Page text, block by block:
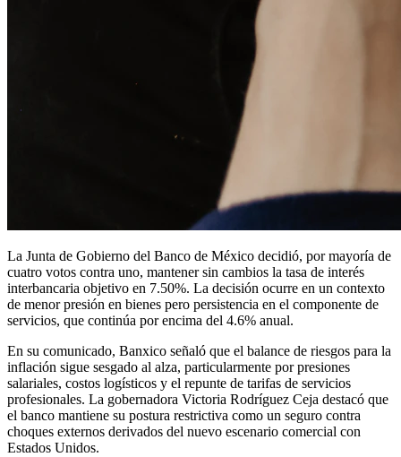
La Junta de Gobierno del Banco de México decidió, por mayoría de
cuatro votos contra uno, mantener sin cambios la tasa de interés
interbancaria objetivo en 7.50%. La decisión ocurre en un contexto
de menor presión en bienes pero persistencia en el componente de
servicios, que continúa por encima del 4.6% anual.
En su comunicado, Banxico señaló que el balance de riesgos para la
inflación sigue sesgado al alza, particularmente por presiones
salariales, costos logísticos y el repunte de tarifas de servicios
profesionales. La gobernadora Victoria Rodríguez Ceja destacó que
el banco mantiene su postura restrictiva como un seguro contra
choques externos derivados del nuevo escenario comercial con
Estados Unidos.